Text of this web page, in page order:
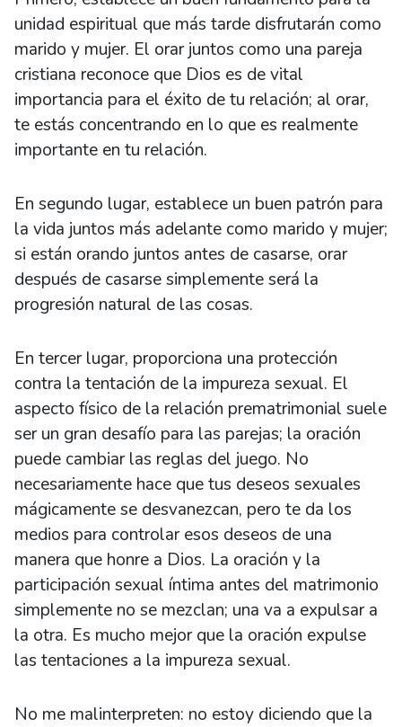
unidad espiritual que más tarde disfrutarán como
marido y mujer. El orar juntos como una pareja
cristiana reconoce que Dios es de vital
importancia para el éxito de tu relación; al orar,
te estás concentrando en lo que es realmente
importante en tu relación.
En segundo lugar, establece un buen patrón para
la vida juntos más adelante como marido y mujer;
si están orando juntos antes de casarse, orar
después de casarse simplemente será la
progresión natural de las cosas.
En tercer lugar, proporciona una protección
contra la tentación de la impureza sexual. El
aspecto físico de la relación prematrimonial suele
ser un gran desafío para las parejas; la oración
puede cambiar las reglas del juego. No
necesariamente hace que tus deseos sexuales
mágicamente se desvanezcan, pero te da los
medios para controlar esos deseos de una
manera que honre a Dios. La oración y la
participación sexual íntima antes del matrimonio
simplemente no se mezclan; una va a expulsar a
la otra. Es mucho mejor que la oración expulse
las tentaciones a la impureza sexual.
No me malinterpreten: no estoy diciendo que la